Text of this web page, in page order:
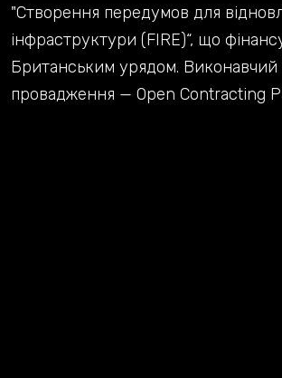
"Створення передумов для
інфраструктури (FIRE)“, що
Британським урядом. Виконавчий
провадження — Open Contracting